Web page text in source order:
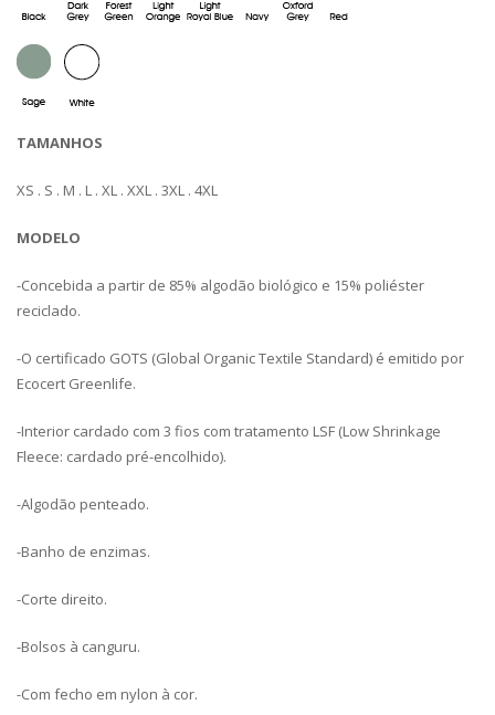
TAMANHOS
XS . S . M . L . XL . XXL . 3XL . 4XL
MODELO
-Concebida a partir de 85% algodão biológico e 15% poliéster
reciclado.
-O certificado GOTS (Global Organic Textile Standard) é emitido por
Ecocert Greenlife.
-Interior cardado com 3 fios com tratamento LSF (Low Shrinkage
Fleece: cardado pré-encolhido).
-Algodão penteado.
-Banho de enzimas.
-Corte direito.
-Bolsos à canguru.
-Com fecho em nylon à cor.